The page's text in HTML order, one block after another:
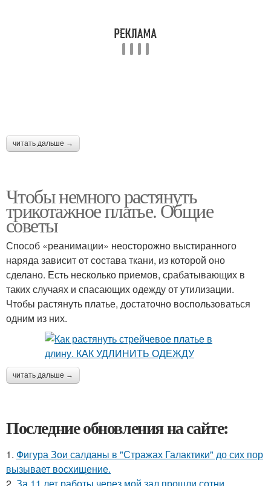
читать дальше →
Чтобы немного растянуть
трикотажное платье. Общие
советы
Способ «реанимации» неосторожно выстиранного
наряда зависит от состава ткани, из которой оно
сделано. Есть несколько приемов, срабатывающих в
таких случаях и спасающих одежду от утилизации.
Чтобы растянуть платье, достаточно воспользоваться
одним из них.
читать дальше →
Последние обновления на сайте:
1. Фигура Зои салданы в "Стражах Галактики" до сих пор
вызывает восхищение.